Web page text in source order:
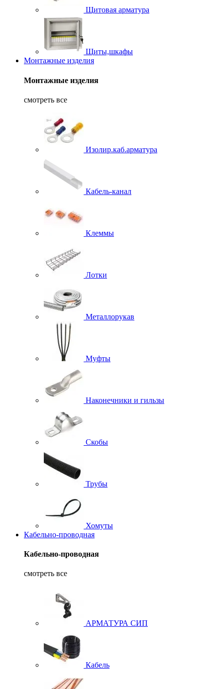
Щитовая арматура
Щиты,шкафы
Монтажные изделия
Монтажные изделия
смотреть все
Изолир.каб.арматура
Кабель-канал
Клеммы
Лотки
Металлорукав
Муфты
Наконечники и гильзы
Скобы
Трубы
Хомуты
Кабельно-проводная
Кабельно-проводная
смотреть все
АРМАТУРА СИП
Кабель